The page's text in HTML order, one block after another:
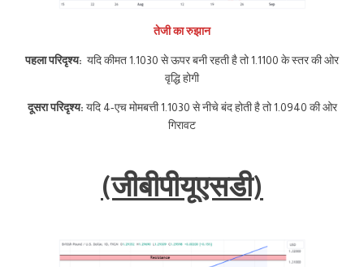
तेजी का रुझान
पहला परिदृश्य: यदि कीमत 1.1030 से ऊपर बनी रहती है तो 1.1100 के स्तर की ओर
वृद्धि होगी
दूसरा परिदृश्य: यदि 4-एच मोमबत्ती 1.1030 से नीचे बंद होती है तो 1.0940 की ओर
गिरावट
(जीबीपीयूएसडी)